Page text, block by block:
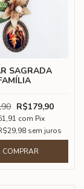
SAGRADA
R$179,90
com Pix
sem juros
COMPRAR